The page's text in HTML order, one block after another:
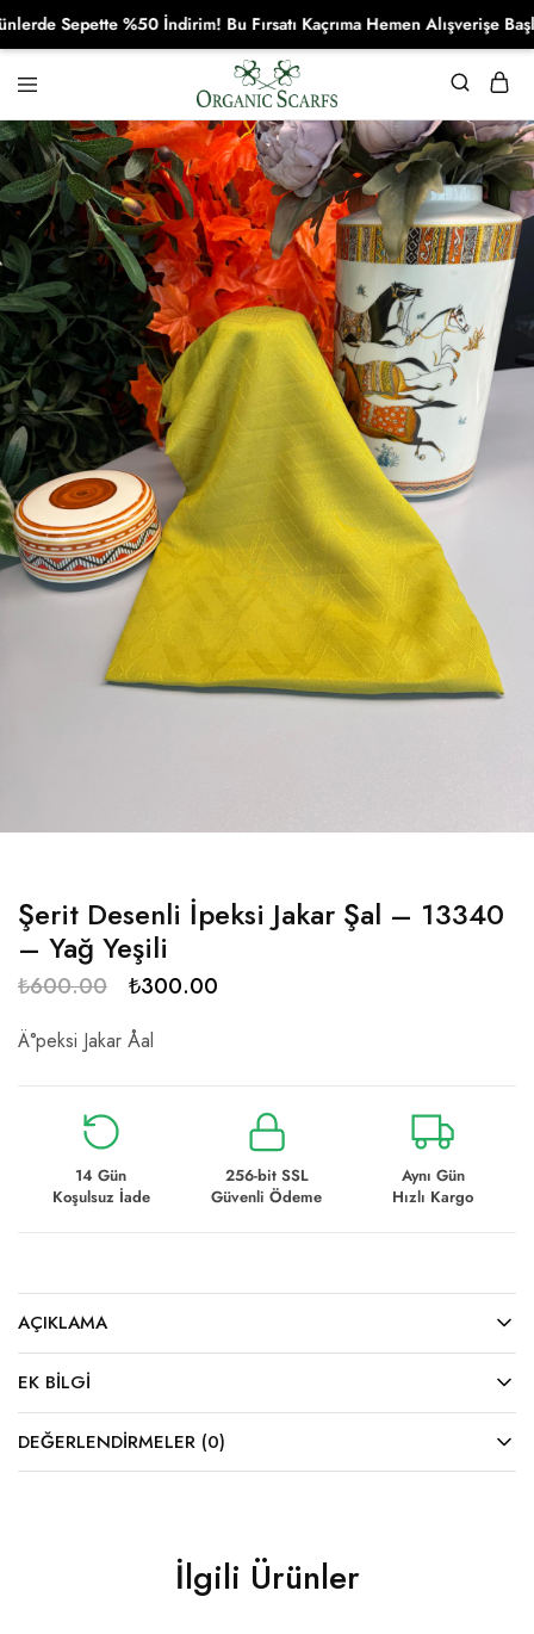
Organikscarf
Şerit Desenli İpeksi Jakar Şal – 13340
– Yağ Yeşili
₺600.00 ₺300.00
Ä°peksi Jakar Åal
14 Gün
Koşulsuz İade
256-bit SSL
Güvenli Ödeme
Aynı Gün
Hızlı Kargo
AÇIKLAMA
EK BILGI
DEĞERLENDIRMELER (0)
İlgili Ürünler
Sepette %50 İndirim! Bu Fırsatı Kaçrıma Hemen Alışverişe Başla!